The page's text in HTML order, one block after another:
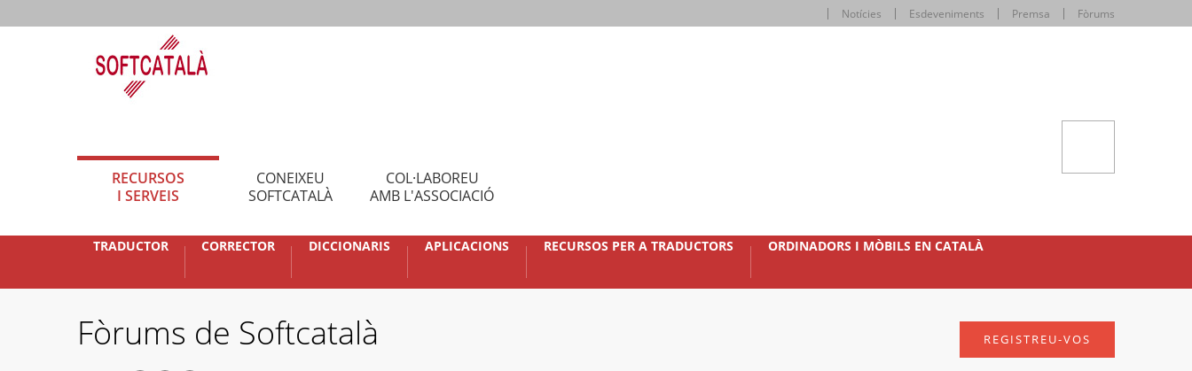
Notícies Esdeveniments Premsa Fòrums
RECURSOS
I SERVEIS
CONEIXEU
SOFTCATALÀ
COL·LABOREU
AMB L'ASSOCIACIÓ
TRADUCTOR CORRECTOR DICCIONARIS APLICACIONS RECURSOS PER A TRADUCTORS ORDINADORS I MÒBILS EN CATALÀ
Fòrums de Softcatalà REGISTREU-VOS